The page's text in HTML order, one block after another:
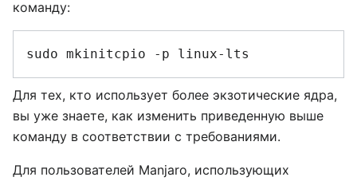
команду:
Для тех, кто использует более экзотические ядра,
вы уже знаете, как изменить приведенную выше
команду в соответствии с требованиями.
Для пользователей Manjaro, использующих